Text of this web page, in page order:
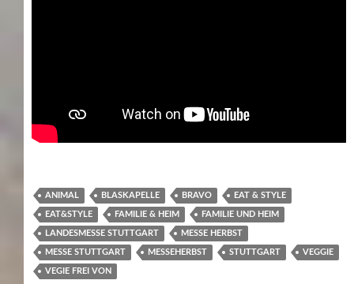
ANIMAL BLASKAPELLE BRAVO EAT & STYLE
EAT&STYLE FAMILIE & HEIM FAMILIE UND HEIM
LANDESMESSE STUTTGART MESSE HERBST
MESSE STUTTGART MESSEHERBST STUTTGART VEGGIE
VEGIE FREI VON